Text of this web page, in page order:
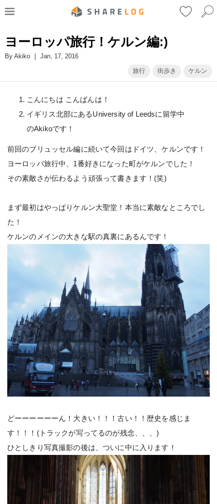
ヨーロッパ旅行！ケルン編:)
By Akiko
Jan, 17, 2016
旅行
街歩き ケルン
こんにちは こんばんは！
イギリス北部にあるUniversity of Leedsに留学中
のAkikoです！
前回のブリュッセル編に続いて今回はドイツ、ケルンです！
ヨーロッパ旅行中、1番好きになった町がケルンでした！
その素敵さが伝わるよう頑張って書きます！(笑)
まず最初はやっぱりケルン大聖堂！本当に素敵なところでし
た！
ケルンのメインの大きな駅の真裏にあるんです！
どーーーーーーん！大きい！！！古い！！歴史を感じま
す！！！(トラックが写ってるのが残念、、、)
ひとしきり写真撮影の後は、ついに中に入ります！